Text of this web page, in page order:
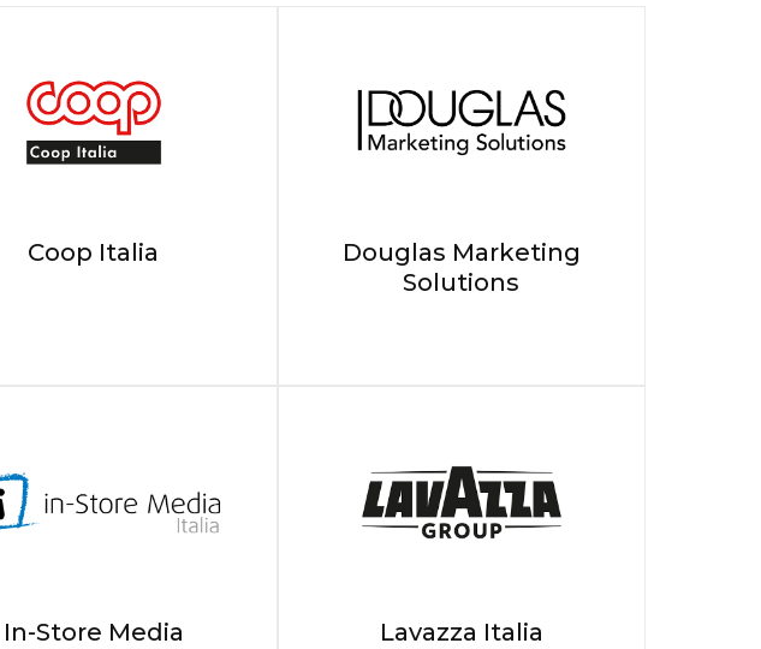
Coop Italia
Douglas Marketing
Solutions
In-Store Media Lavazza Italia